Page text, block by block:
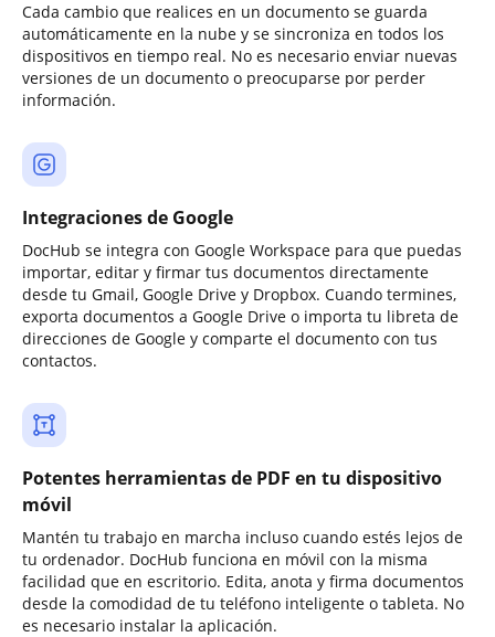
Cada cambio que realices en un documento se guarda
automáticamente en la nube y se sincroniza en todos los
dispositivos en tiempo real. No es necesario enviar nuevas
versiones de un documento o preocuparse por perder
información.
Integraciones de Google
DocHub se integra con Google Workspace para que puedas
importar, editar y firmar tus documentos directamente
desde tu Gmail, Google Drive y Dropbox. Cuando termines,
exporta documentos a Google Drive o importa tu libreta de
direcciones de Google y comparte el documento con tus
contactos.
Potentes herramientas de PDF en tu dispositivo
móvil
Mantén tu trabajo en marcha incluso cuando estés lejos de
tu ordenador. DocHub funciona en móvil con la misma
facilidad que en escritorio. Edita, anota y firma documentos
desde la comodidad de tu teléfono inteligente o tableta. No
es necesario instalar la aplicación.